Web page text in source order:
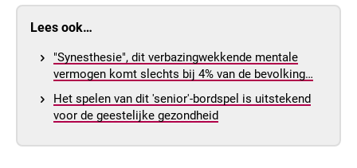
Lees ook…
"Synesthesie", dit verbazingwekkende mentale
vermogen komt slechts bij 4% van de bevolking…
Het spelen van dit 'senior'-bordspel is uitstekend
voor de geestelijke gezondheid